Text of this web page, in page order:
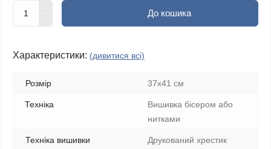
До кошика
Характеристики: (дивитися всі)
Розмір 37x41 см
Техніка
Вишивка бісером або
нитками
Техніка вишивки
Друкований хрестик